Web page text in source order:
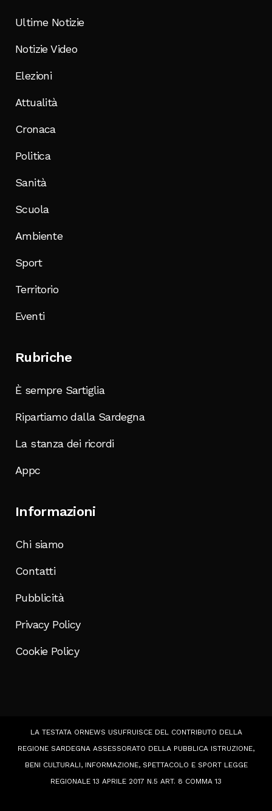
Ultime Notizie
Notizie Video
Elezioni
Attualità
Cronaca
Politica
Sanità
Scuola
Ambiente
Sport
Territorio
Eventi
Rubriche
È sempre Sartiglia
Ripartiamo dalla Sardegna
La stanza dei ricordi
Appc
Informazioni
Chi siamo
Contatti
Pubblicità
Privacy Policy
Cookie Policy
LA TESTATA ORNEWS USUFRUISCE DEL CONTRIBUTO DELLA
REGIONE SARDEGNA ASSESSORATO DELLA PUBBLICA ISTRUZIONE,
BENI CULTURALI, INFORMAZIONE, SPETTACOLO E SPORT LEGGE
REGIONALE 13 APRILE 2017 N.5 ART. 8 COMMA 13